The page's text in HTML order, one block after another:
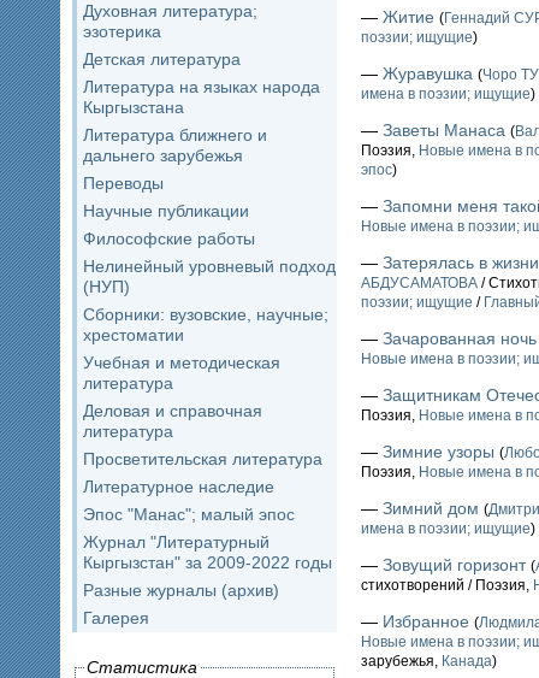
Духовная литература;
эзотерика
Детская литература
Литература на языках народа
Кыргызстана
Литература ближнего и
дальнего зарубежья
Переводы
Научные публикации
Философские работы
Нелинейный уровневый подход
(НУП)
Сборники: вузовские, научные;
хрестоматии
Учебная и методическая
литература
Деловая и справочная
литература
Просветительская литература
Литературное наследие
Эпос "Манас"; малый эпос
Журнал "Литературный
Кыргызстан" за 2009-2022 годы
Разные журналы (архив)
Галерея
Статистика
— Житие (Геннадий
поэзии; ищущие)
— Журавушка (Чоро
имена в поэзии; ищущие)
— Заветы Манаса (
Поэзия, Новые имена в
эпос)
— Запомни меня
Новые имена в поэзии;
— Затерялась в
АБДУСАМАТОВА /
поэзии; ищущие /
— Зачарованная ночь
Новые имена в поэзии;
— Защитникам
Поэзия, Новые имена в
— Зимние узоры (
Поэзия, Новые имена в
— Зимний дом (
имена в поэзии; ищущие)
— Зовущий горизонт (
стихотворений / Поэзия,
— Избранное (
Новые имена в поэзии;
зарубежья, Канада)